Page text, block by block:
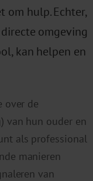
om hulp. Echter,
omgeving
kan helpen en
over de
van hun ouder en
als professional
manieren
van